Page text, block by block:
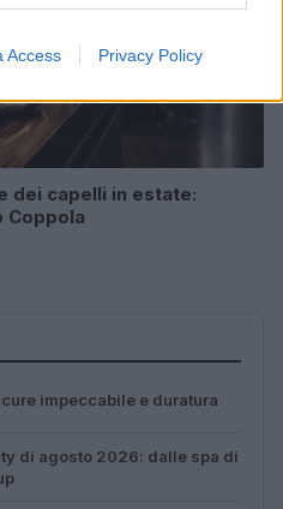
Access Privacy Policy
dei capelli in estate:
Coppola
impeccabile e duratura
di agosto 2026: dalle spa di